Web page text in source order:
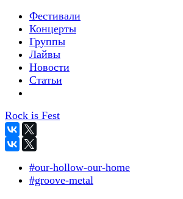
Фестивали
Концерты
Группы
Лайвы
Новости
Статьи
Rock is Fest
#our-hollow-our-home
#groove-metal